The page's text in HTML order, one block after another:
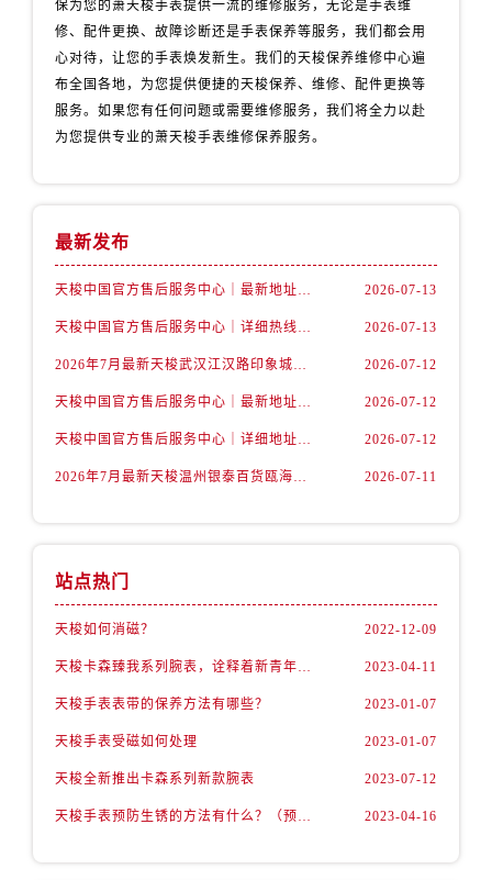
辽宁省沈阳市沈河区中街路137号亨得利名表维修授权店1楼售后服务中心（需提前预约）
保为您的萧天梭手表提供一流的维修服务，无论是手表维
修、配件更换、故障诊断还是手表保养等服务，我们都会用
心对待，让您的手表焕发新生。我们的天梭保养维修中心遍
布全国各地，为您提供便捷的天梭保养、维修、配件更换等
服务。如果您有任何问题或需要维修服务，我们将全力以赴
为您提供专业的萧天梭手表维修保养服务。
最新发布
2026-07-13
2026-07-13
2026-07-12
2026-07-12
2026-07-12
2026-07-11
站点热门
天梭如何消磁？ 2022-12-09
2023-04-11
天梭手表表带的保养方法有哪些？ 2023-01-07
天梭手表受磁如何处理 2023-01-07
天梭全新推出卡森系列新款腕表 2023-07-12
2023-04-16